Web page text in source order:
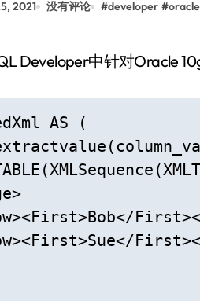
2021 没有评论 #developer #oracle
Developer中针对Oracle
AS (